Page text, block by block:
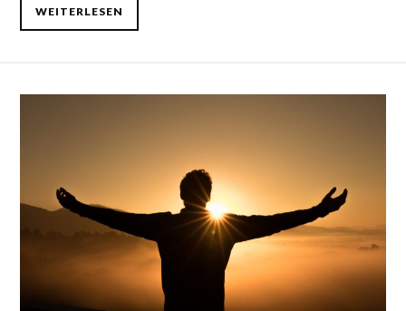
WEITERLESEN